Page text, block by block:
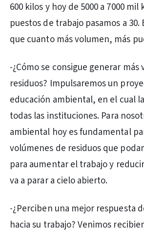
600 kilos y hoy de 5000 a 7000 mil
puestos de trabajo pasamos a
que cuanto más volumen, más
-¿Cómo se consigue generar más
residuos? Impulsaremos un
educación ambiental, en el cual
todas las instituciones. Para
ambiental hoy es fundamental
volúmenes de residuos que
para aumentar el trabajo y
va a parar a cielo abierto.
-¿Perciben una mejor respuesta
hacia su trabajo? Venimos